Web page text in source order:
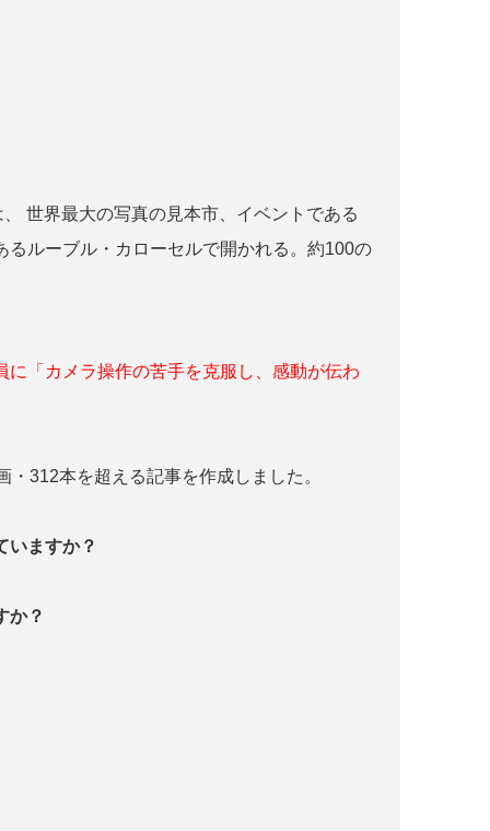
世界最大の写真の見本市、イベントである
ルーブル・カローセルで開かれる。約100の
「カメラ操作の苦手を克服し、感動が伝わ
312本を超える記事を作成しました。
いますか？
か？